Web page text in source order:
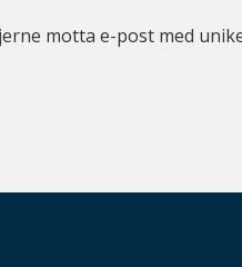
motta e-post med